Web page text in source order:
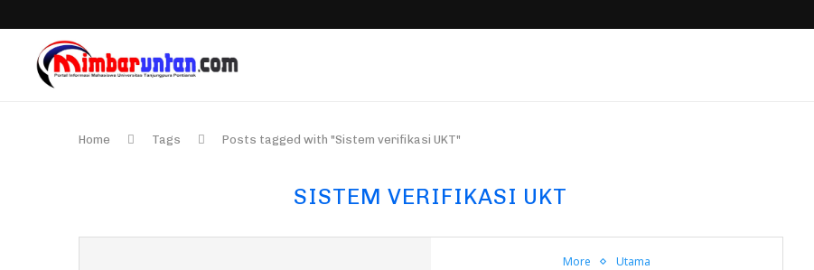
Home Tags Posts tagged with "Sistem verifikasi UKT"
SISTEM VERIFIKASI UKT
More Utama